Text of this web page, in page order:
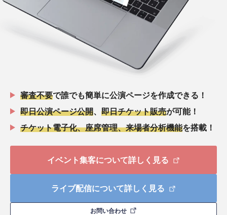
審査不要で誰でも簡単に公演ページを作成できる！
即日公演ページ公開
即日チケット販売が可能！
チケット電子化、座席管理、来場者分析機能を搭載！
イベント集客について詳しく見る
ライブ配信について詳しく見る
お問い合わせ